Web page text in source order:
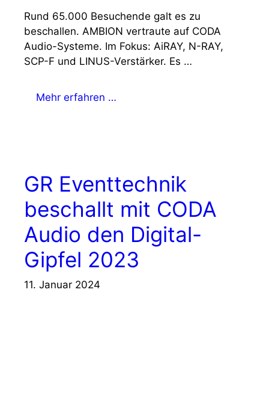
Rund 65.000 Besuchende galt es zu
beschallen. AMBION vertraute auf CODA
Audio-Systeme. Im Fokus: AiRAY, N-RAY,
SCP-F und LINUS-Verstärker. Es …
Mehr erfahren …
GR Eventtechnik
beschallt mit CODA
Audio den Digital-
Gipfel 2023
11. Januar 2024